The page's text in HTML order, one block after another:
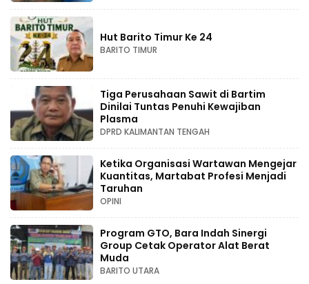
Hut Barito Timur Ke 24
BARITO TIMUR
Tiga Perusahaan Sawit di Bartim
Dinilai Tuntas Penuhi Kewajiban
Plasma
DPRD KALIMANTAN TENGAH
Ketika Organisasi Wartawan Mengejar
Kuantitas, Martabat Profesi Menjadi
Taruhan
OPINI
Program GTO, Bara Indah Sinergi
Group Cetak Operator Alat Berat
Muda
BARITO UTARA